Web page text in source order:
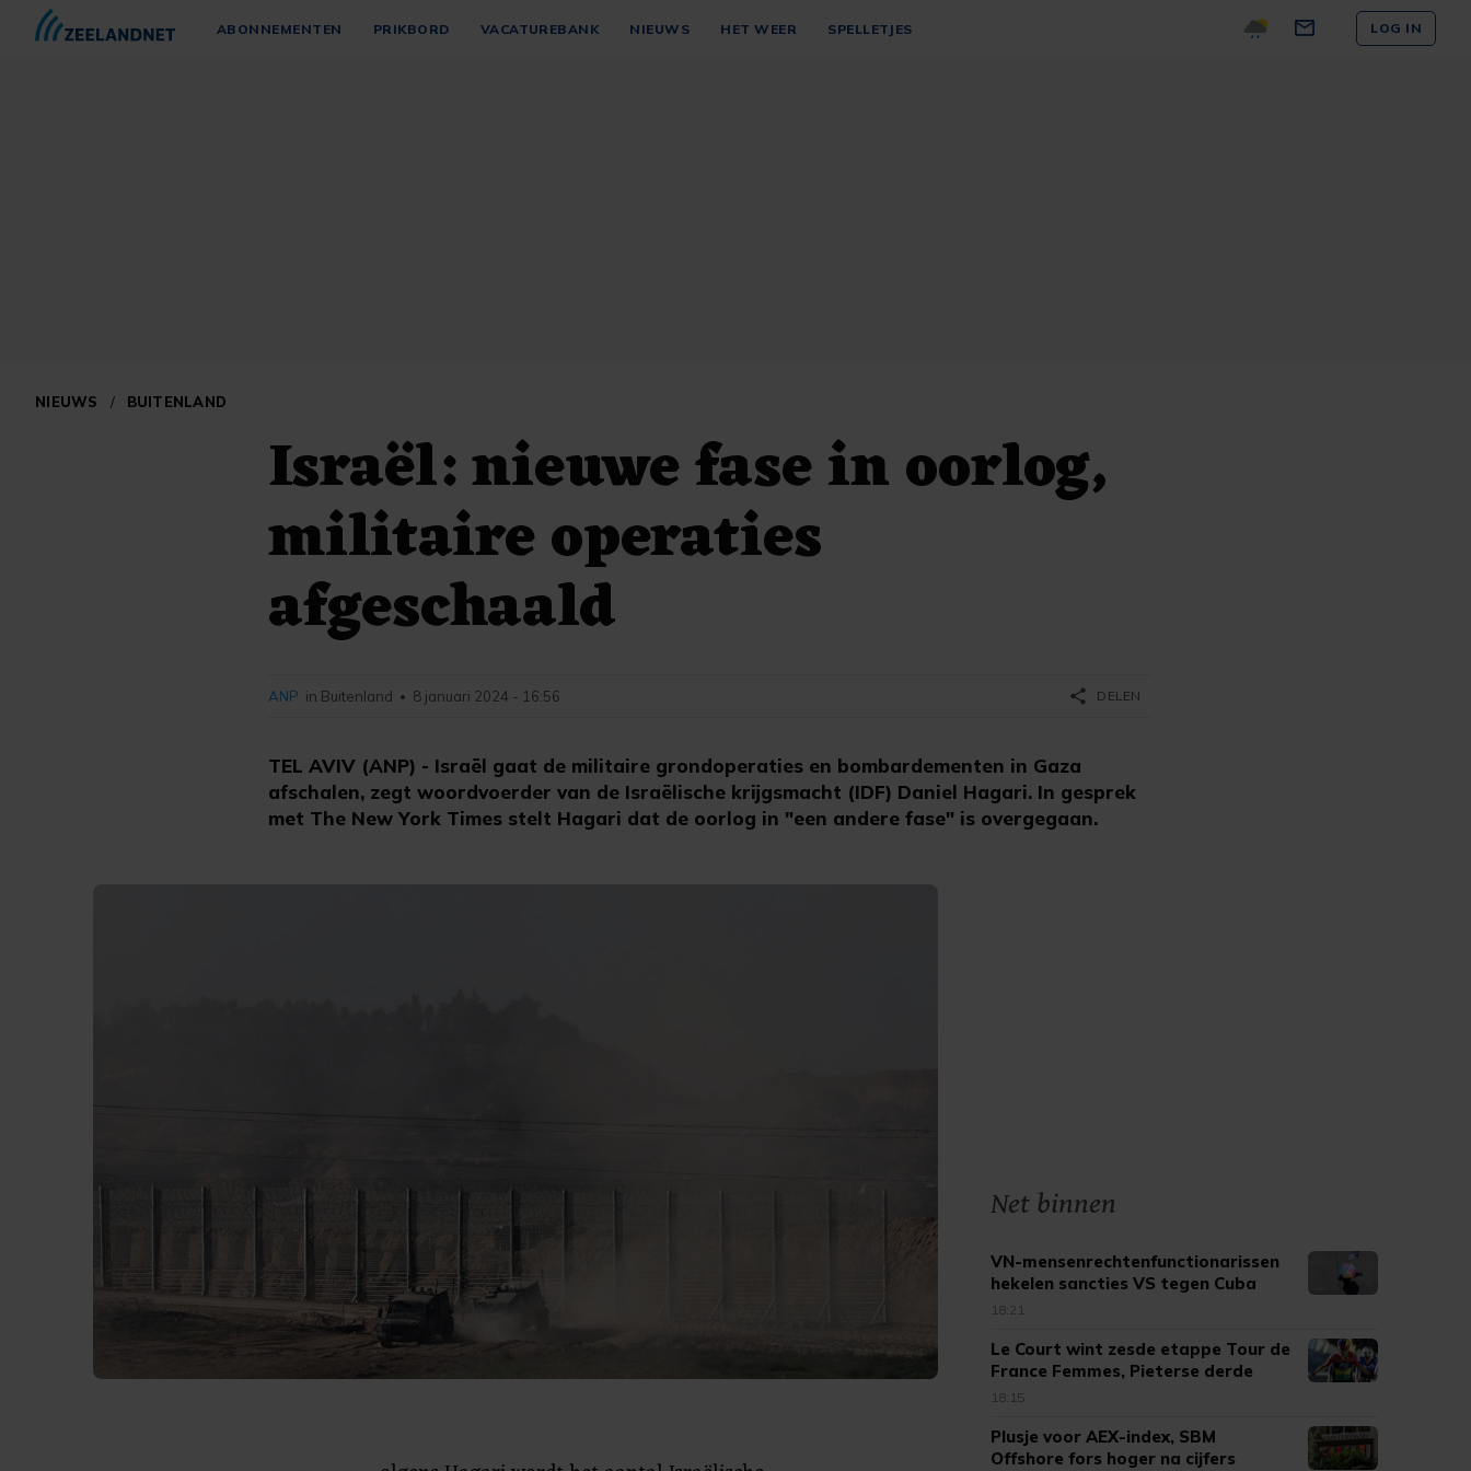
ABONNEMENTEN PRIKBORD VACATUREBANK NIEUWS HET WEER SPELLETJES LOG IN
NIEUWS / BUITENLAND
Israël: nieuwe fase in oorlog,
militaire operaties
afgeschaald
TEL AVIV (ANP) - Israël gaat de militaire grondoperaties en bombardementen in Gaza
afschalen, zegt woordvoerder van de Israëlische krijgsmacht (IDF) Daniel Hagari. In gesprek
met The New York Times stelt Hagari dat de oorlog in "een andere fase" is overgegaan.
ANP in Buitenland • 8 januari 2024 - 16:56 share DELEN
Net binnen
VN-mensenrechtenfunctionarissen
hekelen sancties VS tegen Cuba
18:21
Le Court wint zesde etappe Tour de
France Femmes, Pieterse derde
18:15
Plusje voor AEX-index, SBM
Offshore fors hoger na cijfers